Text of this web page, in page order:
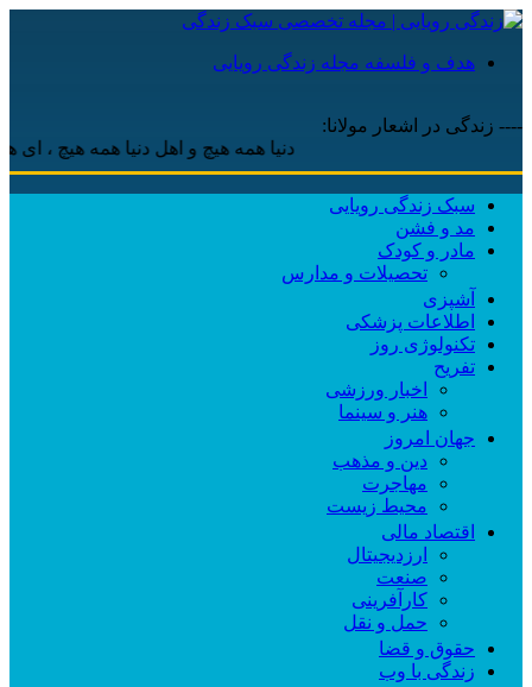
هدف و فلسفه مجله زندگی رویایی
---- زندگی در اشعار مولانا:
دنیا همه هیچ و اهل دنیا همه هیچ ، ‌ای هیچ
سبک زندگی رویایی
مد و فشن
مادر و کودک
تحصیلات و مدارس
آشپزی
اطلاعات پزشکی
تکنولوژی روز
تفریح
اخبار ورزشی
هنر و سینما
جهان امروز
دین و مذهب
مهاجرت
محیط زیست
اقتصاد مالی
ارزدیجیتال
صنعت
کارآفرینی
حمل و نقل
حقوق و قضا
زندگی با وب